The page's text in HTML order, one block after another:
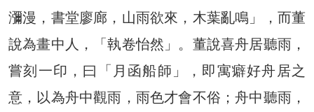
瀰漫，書堂廖廊，山雨欲來，木葉亂鳴」，而董
說為畫中人，「執卷怡然」。董說喜舟居聽雨，
嘗刻一印，曰「月函船師」，即寓癖好舟居之
意，以為舟中觀雨，雨色才會不俗；舟中聽雨，